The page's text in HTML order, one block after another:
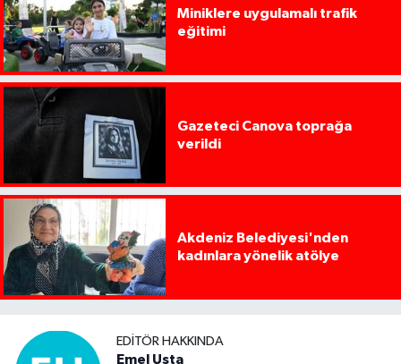
Miniklere uygulamalı trafik
eğitimi
Gazeteci Canova toprağa
verildi
Akdeniz Belediyesi'nden
kadınlara yönelik atölye
EDITÖR HAKKINDA
Emel Usta